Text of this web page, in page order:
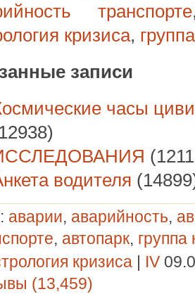
транспорте
кризиса,
записи
часы
водителя
аварии, аварийность,
, автопарк, группа
кризиса| IV
(13,459)